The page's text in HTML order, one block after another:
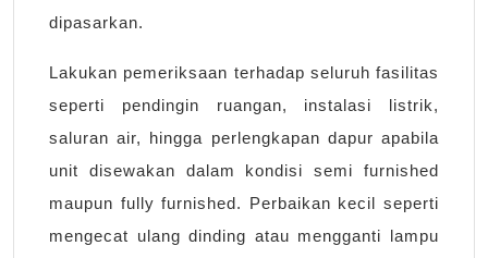
dipasarkan.
Lakukan pemeriksaan terhadap seluruh fasilitas
seperti pendingin ruangan, instalasi listrik,
saluran air, hingga perlengkapan dapur apabila
unit disewakan dalam kondisi semi furnished
maupun fully furnished. Perbaikan kecil seperti
mengecat ulang dinding atau mengganti lampu